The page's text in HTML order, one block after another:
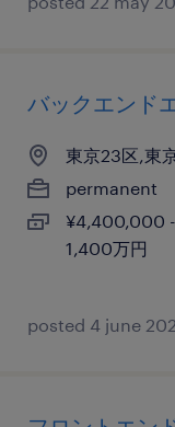
バックエンド
東京23区,東
permanent
¥4,400,000
1,400万円
posted 4 june